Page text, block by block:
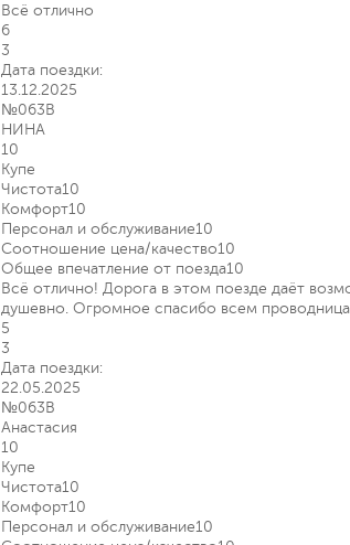
Всё отлично
6
3
Дата поездки:
13.12.2025
№063В
НИНА
10
Купе
Чистота10
Комфорт10
Персонал и обслуживание10
Соотношение цена/качество10
Общее впечатление от поезда10
Всё отлично! Дорога в этом поезде даёт
душевно. Огромное спасибо всем
5
3
Дата поездки:
22.05.2025
№063В
Анастасия
10
Купе
Чистота10
Комфорт10
Персонал и обслуживание10